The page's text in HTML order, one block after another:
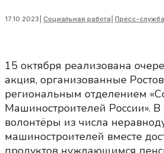
17.10.2023 Социальная работа Пресс-служба
15 октября реализована
акция, организованные
региональным отделением
Машиностроителей России». В
волонтёры из числа
машиностроителей вместе